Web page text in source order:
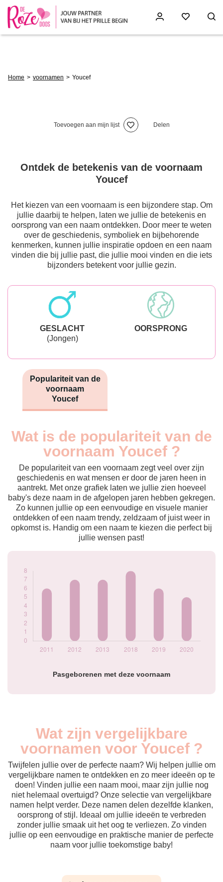
Home voornamen Youcef
Toevoegen aan mijn lijst Delen
Ontdek de betekenis van de voornaam
Youcef
Het kiezen van een voornaam is een bijzondere stap. Om
jullie daarbij te helpen, laten we jullie de betekenis en
oorsprong van een naam ontdekken. Door meer te weten
over de geschiedenis, symboliek en bijbehorende
kenmerken, kunnen jullie inspiratie opdoen en een naam
vinden die bij jullie past, die jullie mooi vinden en die iets
bijzonders betekent voor jullie gezin.
GESLACHT
(Jongen)
OORSPRONG
Populariteit van de
voornaam
Youcef
Wat is de populariteit van de
voornaam Youcef ?
De populariteit van een voornaam zegt veel over zijn
geschiedenis en wat mensen er door de jaren heen in
aantrekt. Met onze grafiek laten we jullie zien hoeveel
baby's deze naam in de afgelopen jaren hebben gekregen.
Zo kunnen jullie op een eenvoudige en visuele manier
ontdekken of een naam trendy, zeldzaam of juist weer in
opkomst is. Handig om een naam te kiezen die perfect bij
jullie wensen past!
Pasgeborenen met deze voornaam
Popularité du
Année
Nouveaux-
nés
2012
7
2013
7
2018
8
2019
6
2020
5
Wat zijn vergelijkbare
voornamen voor Youcef ?
Twijfelen jullie over de perfecte naam? Wij helpen jullie om
vergelijkbare namen te ontdekken en zo meer ideeën op te
doen! Vinden jullie een naam mooi, maar zijn jullie nog
niet helemaal overtuigd? Onze selectie van vergelijkbare
namen helpt verder. Deze namen delen dezelfde klanken,
oorsprong of stijl. Ideaal om jullie ideeën te verbreden
zonder jullie smaak uit het oog te verliezen. Zo vinden
jullie op een eenvoudige en praktische manier de perfecte
naam voor jullie toekomstige baby!